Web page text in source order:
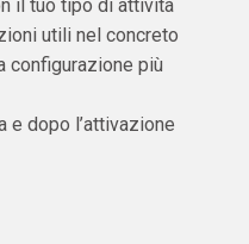
il tuo tipo di attività
utili nel concreto
configurazione più
e dopo l’attivazione